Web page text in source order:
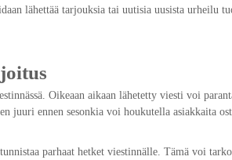
lähettää tarjouksia tai uutisia uusista urheilu
Oikeaan aikaan lähetetty viesti voi
juuri ennen sesonkia voi houkutella asiakkaita
parhaat hetket viestinnälle. Tämä voi